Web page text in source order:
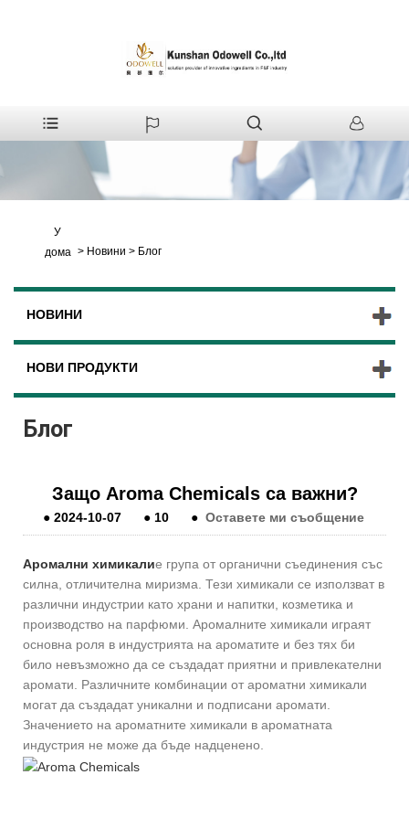
У
дома > Новини > Блог
НОВИНИ
НОВИ ПРОДУКТИ
Блог
Защо Aroma Chemicals са важни?
●2024-10-07 ●10 ● Оставете ми съобщение
Аромални химикалие група от органични съединения със
силна, отличителна миризма. Тези химикали се използват в
различни индустрии като храни и напитки, козметика и
производство на парфюми. Аромалните химикали играят
основна роля в индустрията на ароматите и без тях би
било невъзможно да се създадат приятни и привлекателни
аромати. Различните комбинации от ароматни химикали
могат да създадат уникални и подписани аромати.
Значението на ароматните химикали в ароматната
индустрия не може да бъде надценено.